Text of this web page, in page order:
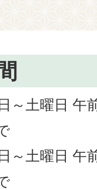
～土曜日 午
～土曜日 午